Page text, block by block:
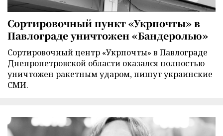
Сортировочный пункт «Укрпочты» в
Павлограде уничтожен «Бандеролью»
Сортировочный центр «Укрпочты» в Павлограде
Днепропетровской области оказался полностью
уничтожен ракетным ударом, пишут украинские
СМИ.